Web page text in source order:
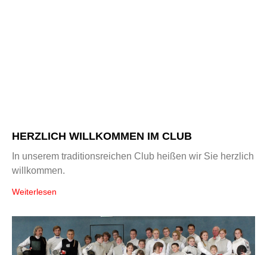
HERZLICH WILLKOMMEN IM CLUB
In unserem traditionsreichen Club heißen wir Sie herzlich
willkommen.
Weiterlesen